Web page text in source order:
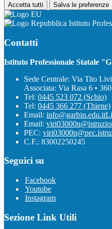
Accetta tutti Salva le preferenze
Istituto
Contatti
Istituto Professionale Statale
Sede Centrale: Via Tito
Associata: Via Rasa 6 •
Tel: 0445 523 072 (Schio)
Tel: 0445 366 277 (Thiene)
Email: info@garbin.edu.it
Email:
PEC:
C.F.: 83002250245
Seguici su
Facebook
Youtube
Instagram
Sezione Link Utili